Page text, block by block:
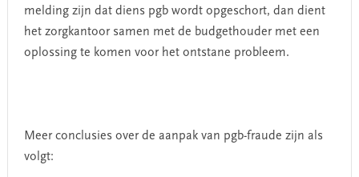
melding zijn dat diens pgb wordt opgeschort, dan dient
het zorgkantoor samen met de budgethouder met een
oplossing te komen voor het ontstane probleem.
Meer conclusies over de aanpak van pgb-fraude zijn als
volgt: